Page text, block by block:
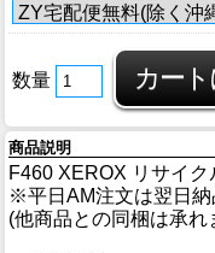
数量
商品説明
F460 XEROX リサイ
※平日AM注文は翌日納
(他商品との同梱は承